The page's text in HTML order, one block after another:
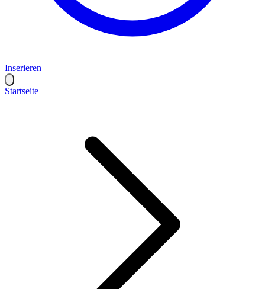
Inserieren
Startseite